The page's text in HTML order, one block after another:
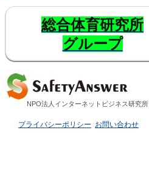
総合体育研究所
グループ
NPO法人インターネットビジネス研究所
プライバシーポリシー お問い合わせ